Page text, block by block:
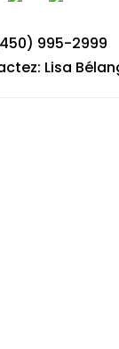
995-2999
Lisa